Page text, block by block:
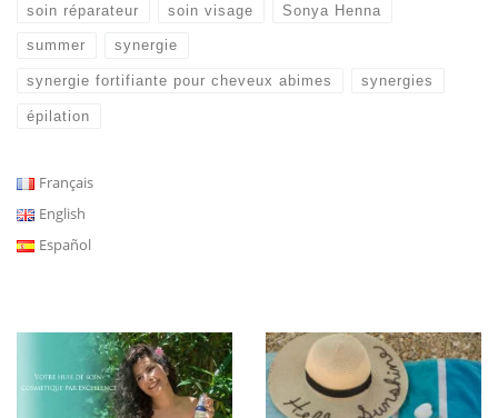
soin réparateur soin visage Sonya Henna
summer synergie
synergie fortifiante pour cheveux abimes synergies
épilation
Français
English
Español